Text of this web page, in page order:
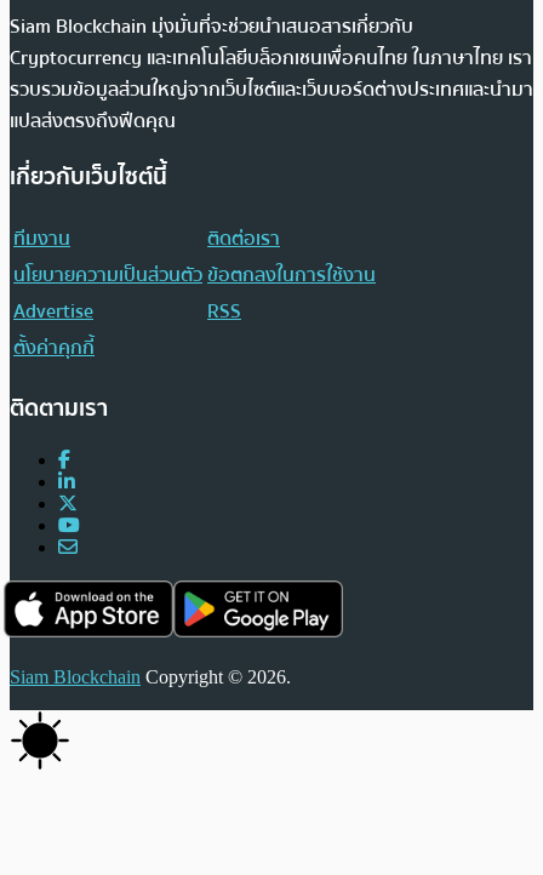
Siam Blockchain มุ่งมั่นที่จะช่วยนำเสนอสารเกี่ยวกับ
Cryptocurrency และเทคโนโลยีบล็อกเชนเพื่อคนไทย ในภาษาไทย เรา
รวบรวมข้อมูลส่วนใหญ่จากเว็บไซต์และเว็บบอร์ดต่างประเทศและนำมา
แปลส่งตรงถึงฟีดคุณ
เกี่ยวกับเว็บไซต์นี้
ทีมงาน
ติดต่อเรา
นโยบายความเป็นส่วนตัวข้อตกลงในการใช้งาน
Advertise
RSS
ตั้งค่าคุกกี้
ติดตามเรา
Siam Blockchain Copyright © 2026.